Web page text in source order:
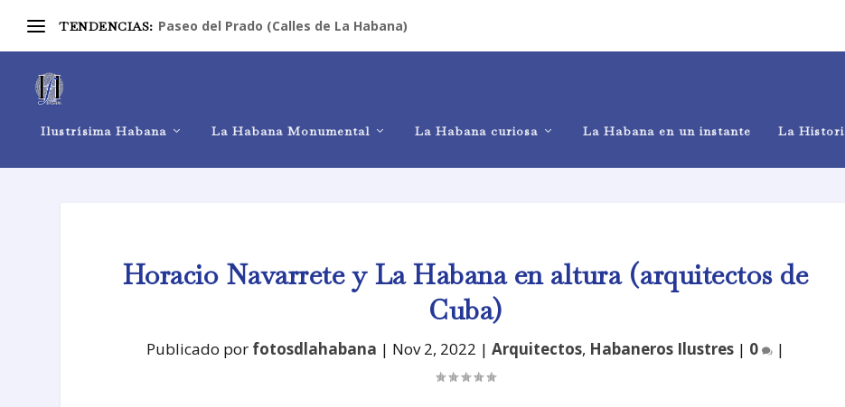
TENDENCIAS: Paseo del Prado (Calles de La Habana)
Ilustrísima Habana La Habana Monumental La Habana curiosa La Habana en un instante La
Horacio Navarrete y La Habana en altura (arquitectos de
Cuba)
Publicado por fotosdlahabana | Nov 2, 2022 | Arquitectos, Habaneros Ilustres| 0 |